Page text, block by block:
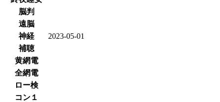
脳判
遠脳
神経
2023-05-01
補聴
黄網電
全網電
ロー検
コン１